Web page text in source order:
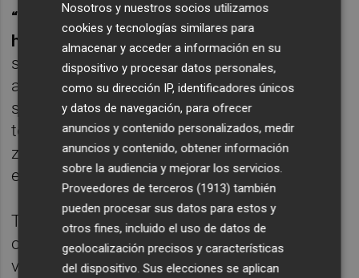
“Queremos saber cuánto dinero público se
ha invertido en ese entorno,qué contratos
se han licitado, qué modificaciones se han
aprobado, cuántas veces se ha actuado
sobre los mismos espacios y qué criterios
técnicos justifican volver a intervenir sobre
zonas recientemente remodeladas”, ha
explicado.
Torres ha señalado que la acumulación de
obras en el mismo espacio exige una
vigilancia por parte de Puertos del Estado y
Nosotros y nuestros socios utilizamos
cookies y tecnologías similares para
almacenar y acceder a información en su
dispositivo y procesar datos personales,
como su dirección IP, identificadores únicos
y datos de navegación, para ofrecer
anuncios y contenido personalizados, medir
anuncios y contenido, obtener información
sobre la audiencia y mejorar los servicios.
Proveedores de terceros (1913) también
pueden procesar sus datos para estos y
otros fines, incluido el uso de datos de
geolocalización precisos y características
del dispositivo. Sus elecciones se aplican